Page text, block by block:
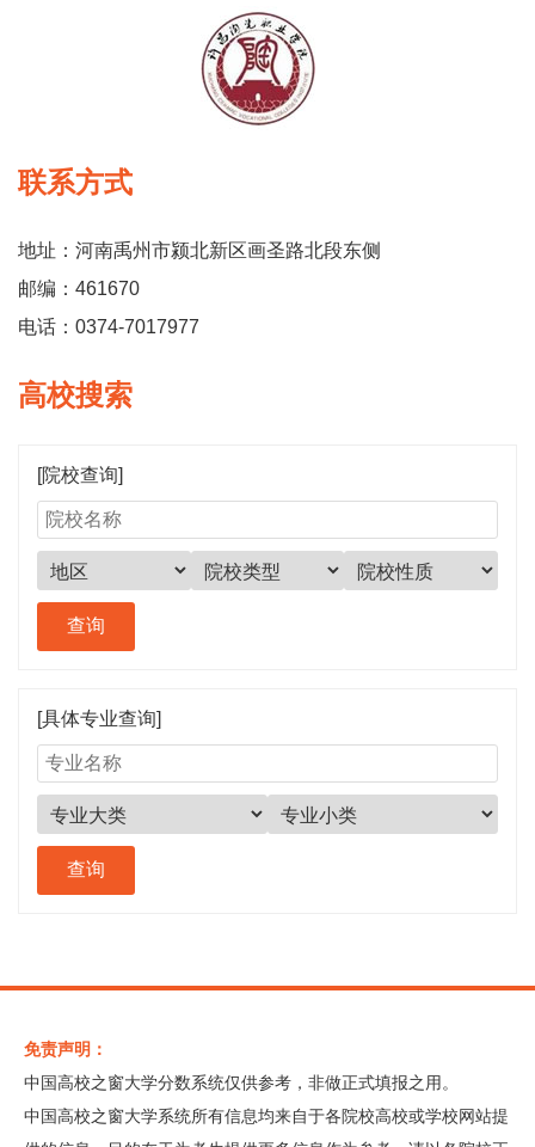
联系方式
地址：河南禹州市颍北新区画圣路北段东侧
邮编：461670
电话：0374-7017977
高校搜索
[院校查询]
[具体专业查询]
免责声明：
中国高校之窗大学分数系统仅供参考，非做正式填报之用。
中国高校之窗大学系统所有信息均来自于各院校高校或学校网站提